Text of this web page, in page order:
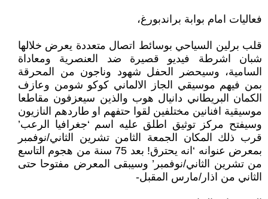
فعاليات امام بوابة براندبورغ،
قلب برلين السياحي بوسائط اتصال متعددة يعرض خلالها
شبان اشرطة فيديو قصيرة ضد العنصرية ومعاداة
السامية، وسيحضر الحفل شهود وناجون من المحرقة
بمن فيهم موسيقي الجاز الالماني كوكو شومن وعازف
الكمان البريطاني دانيال هوب والذين سيعزفون مقاطعا
موسيقية افنانين مختلفين لقوا حتفهم او طاردهم النازيون
وسيفتح مركز توثيق اطلق عليه اسم ‘جغرافيا الرعب’
قرب ذلك المكان الجمعة الثامن تشرين الثاني/نوفمبر
بمعرض عنوانه ‘انه يحترق! بعد 75 سنة من هجوم التاسع
من تشرين الثاني/نوفمبر’ وسيبقى المعرض مفتوحا حتى
الثاني من اذار/مارس المقبل-